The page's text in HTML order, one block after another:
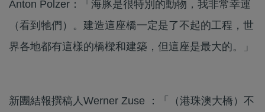
Anton Polzer：「海豚是很特別的動物，我非常幸運
（看到牠們）。建造這座橋一定是了不起的工程，世
界各地都有這樣的橋樑和建築，但這座是最大的。」
新團結報撰稿人Werner Zuse ：「（港珠澳大橋）不